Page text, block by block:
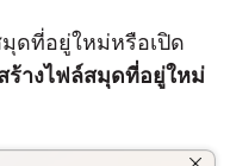
ดที่อยู่ใหม่หรือเปิด
ร้างไฟล์สมุดที่อยู่ใหม่